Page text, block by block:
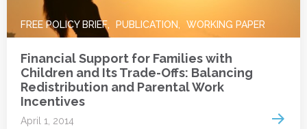
FREE POLICY BRIEF PUBLICATION WORKING PAPER
Financial Support for Families with
Children and Its Trade-Offs: Balancing
Redistribution and Parental Work
Incentives
April 1, 2014 Read